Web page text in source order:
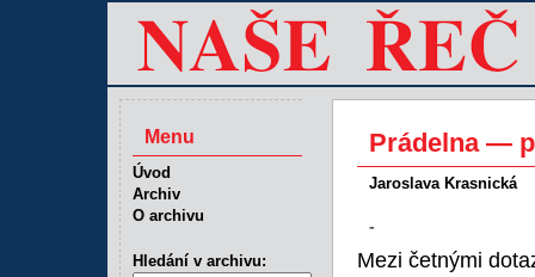
Prádelna —
Jaroslava Krasnická
-
Mezi četnými
Menu
Úvod
Archiv
O archivu
Hledání v archivu: